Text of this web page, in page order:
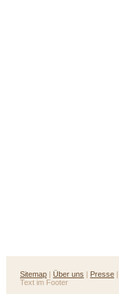
Sitemap | Über uns | Presse |
Text im Footer